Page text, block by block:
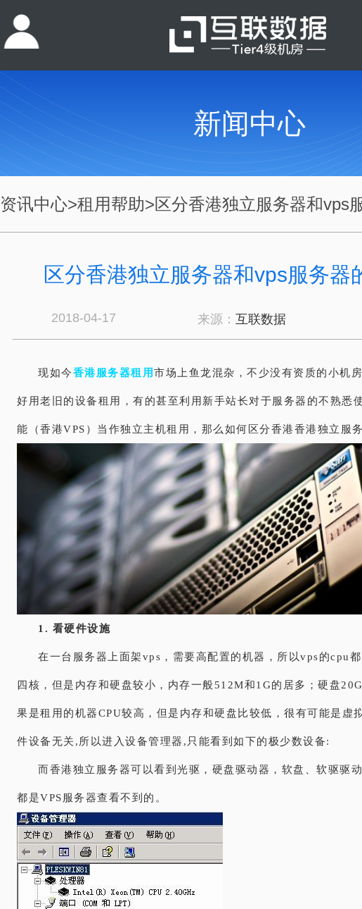
新闻中心
资讯中心>租用帮助>区分香港独立服务器和vps
区分香港独立服务器和vps服务器
2018-04-17 来源： 互联数据
现如今香港服务器租用市场上鱼龙混杂，不少没有资质的小机
好用老旧的设备租用，有的甚至利用新手站长对于服务器的不熟悉
能 （香港VPS）当作独立主机租用，那么如何区分香港香港独立服
1. 看硬件设施
在一台服务器上面架vps，需要高配置的机器，所以vps的cpu
四核，但是内存和硬盘较小，内存一般512M和1G的居多；硬盘
果是租用的机器CPU较高，但是内存和硬盘比较低，很有可能是虚
件设备无关,所以进入设备管理器,只能看到如下的极少数设备:
而香港独立服务器可以看到光驱，硬盘驱动器，软盘、软驱驱
都是VPS服务器查看不到的。